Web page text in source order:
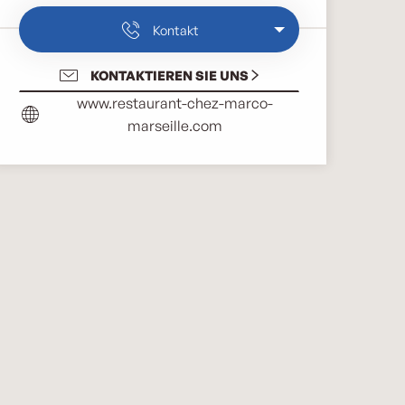
Kontakt
KONTAKTIEREN SIE UNS
www.restaurant-chez-marco-
marseille.com